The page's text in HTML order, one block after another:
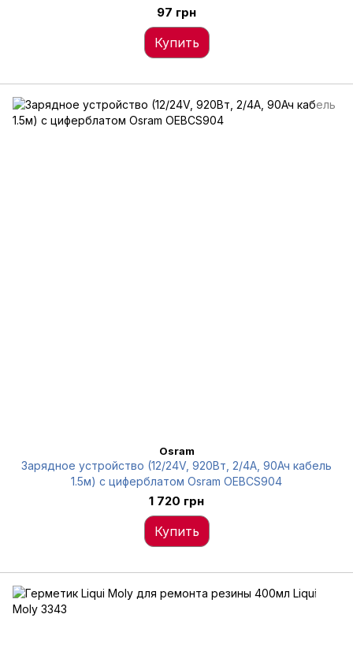
97 грн
Купить
Osram
Зарядное устройство (12/24V, 920Вт, 2/4А, 90Ач кабель
1.5м) с циферблатом Osram OEBCS904
1 720 грн
Купить